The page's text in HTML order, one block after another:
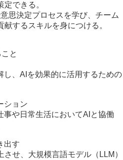
できる。
思決定プロセスを学び、チーム
するスキルを身につける。
と
し、AIを効果的に活用するための
ション
や日常生活においてAIと協働
出す
せ、大規模言語モデル（LLM）